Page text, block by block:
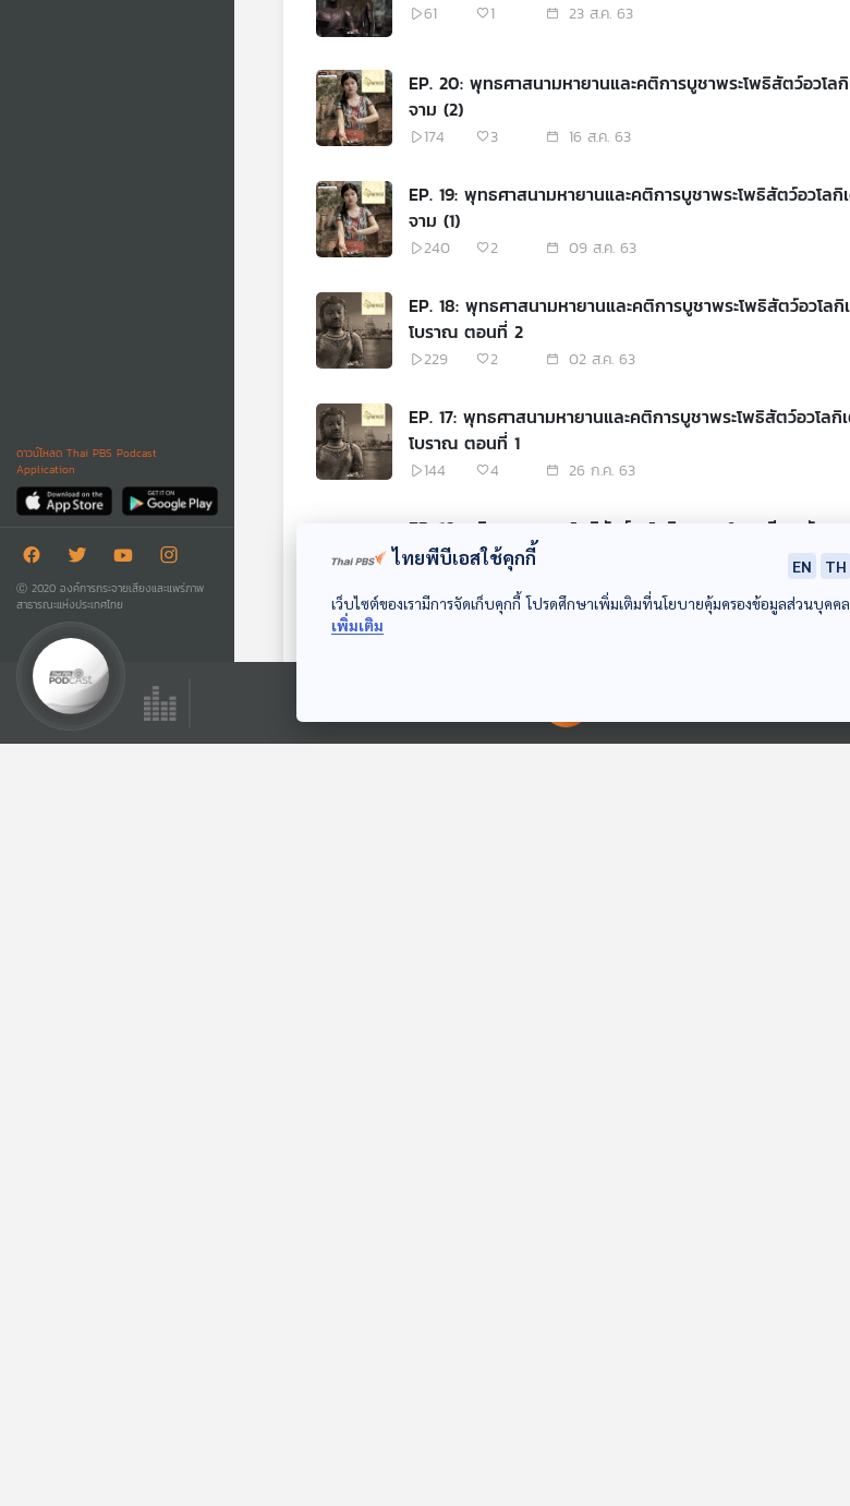
ดาวน์โหลด Thai PBS Podcast
Application
Ⓒ 2020 องค์การกระจายเสียงและแพร่ภาพ
สาธารณะแห่งประเทศไทย
61 1 23 ส.ค. 63
EP. 20: พุทธศาสนามหายานและคติการบูชาพระโพธิสัตว์อวโ
จาม (2)
174 3 16 ส.ค. 63
EP. 19: พุทธศาสนามหายานและคติการบูชาพระโพธิสัตว์อวโล
จาม (1)
240 2 09 ส.ค. 63
EP. 18: พุทธศาสนามหายานและคติการบูชาพระโพธิสัตว์อวโล
โบราณ ตอนที่ 2
229 2 02 ส.ค. 63
EP. 17: พุทธศาสนามหายานและคติการบูชาพระโพธิสัตว์อวโลกิ
โบราณ ตอนที่ 1
144 4 26 ก.ค. 63
EP. 16: คติการบูชาพระโพธิสัตว์อวโลกิเตศวร ในเอเชียตะวันอ
พระนครของกัมพูชา
EP. 15: คติการบูชาพระโพธิสัตว์อวโลกิเตศวร ในเอเชียตะวั
EP. 14: คติดการบูชาพระโพธิสัตว์อวโลกิเตศวร ในเอเชียตะวั
ไทยพีบีเอสใช้คุกกี้ EN
TH
เว็บไซต์ของเรามีการจัดเก็บคุกกี้ โปรดศึกษาเพิ่มเติมที่นโยบายคุ้มครองข้อมูลส่วนบุคคล
เพิ่มเติม